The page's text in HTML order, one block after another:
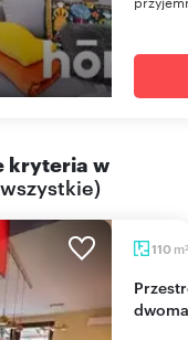
kryteria w
)
110 m2
Przestronne 5-pokojowe mieszkanie z tarasem i